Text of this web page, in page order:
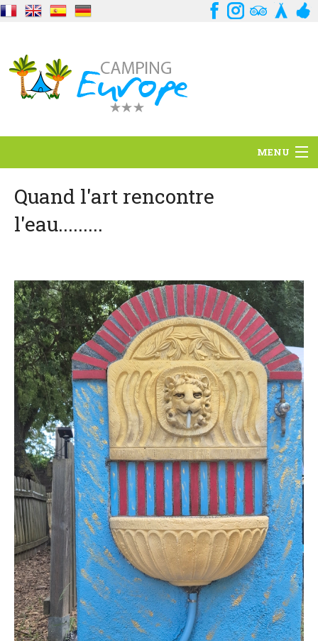
MENU
Situación
Ambiente
Contacto
Situación y acceso
Formulario de contacto
Documentación
Noticias
Casa móvil y tarifas
Parcela y tarifas
Habitación por noche y precios
Quand l'art rencontre
l'eau.........